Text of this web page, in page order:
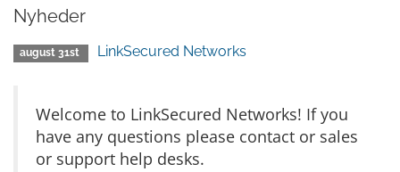
Nyheder
august 31st LinkSecured Networks
Welcome to LinkSecured Networks! If you
have any questions please contact or sales
or support help desks.